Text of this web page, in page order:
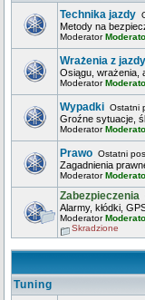
Technika jazdy
Metody na
Moderator
Wrażenia z jazdy
Osiągu, wrażenia,
Moderator
Wypadki Ostatni
Groźne sytuacje,
Moderator
Prawo Ostatni
Zagadnienia
Moderator
Zabezpieczenia
Alarmy, kłódki,
Moderator
Skradzione
Tuning